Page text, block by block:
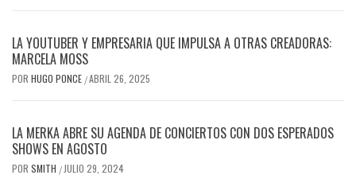
LA YOUTUBER Y EMPRESARIA QUE IMPULSA A OTRAS CREADORAS:
MARCELA MOSS
POR HUGO PONCE /ABRIL 26, 2025
LA MERKA ABRE SU AGENDA DE CONCIERTOS CON DOS ESPERADOS
SHOWS EN AGOSTO
POR SMITH / JULIO 29, 2024